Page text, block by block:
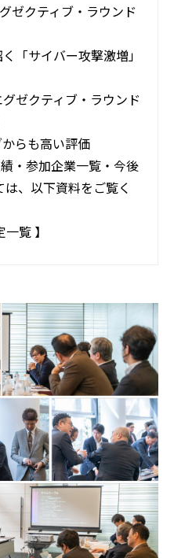
ゼクティブ・ラウンド
「サイバー攻撃激増」
ゼクティブ・ラウンド
らも高い評価
・参加企業一覧・今後
、以下資料をご覧く
覧 】